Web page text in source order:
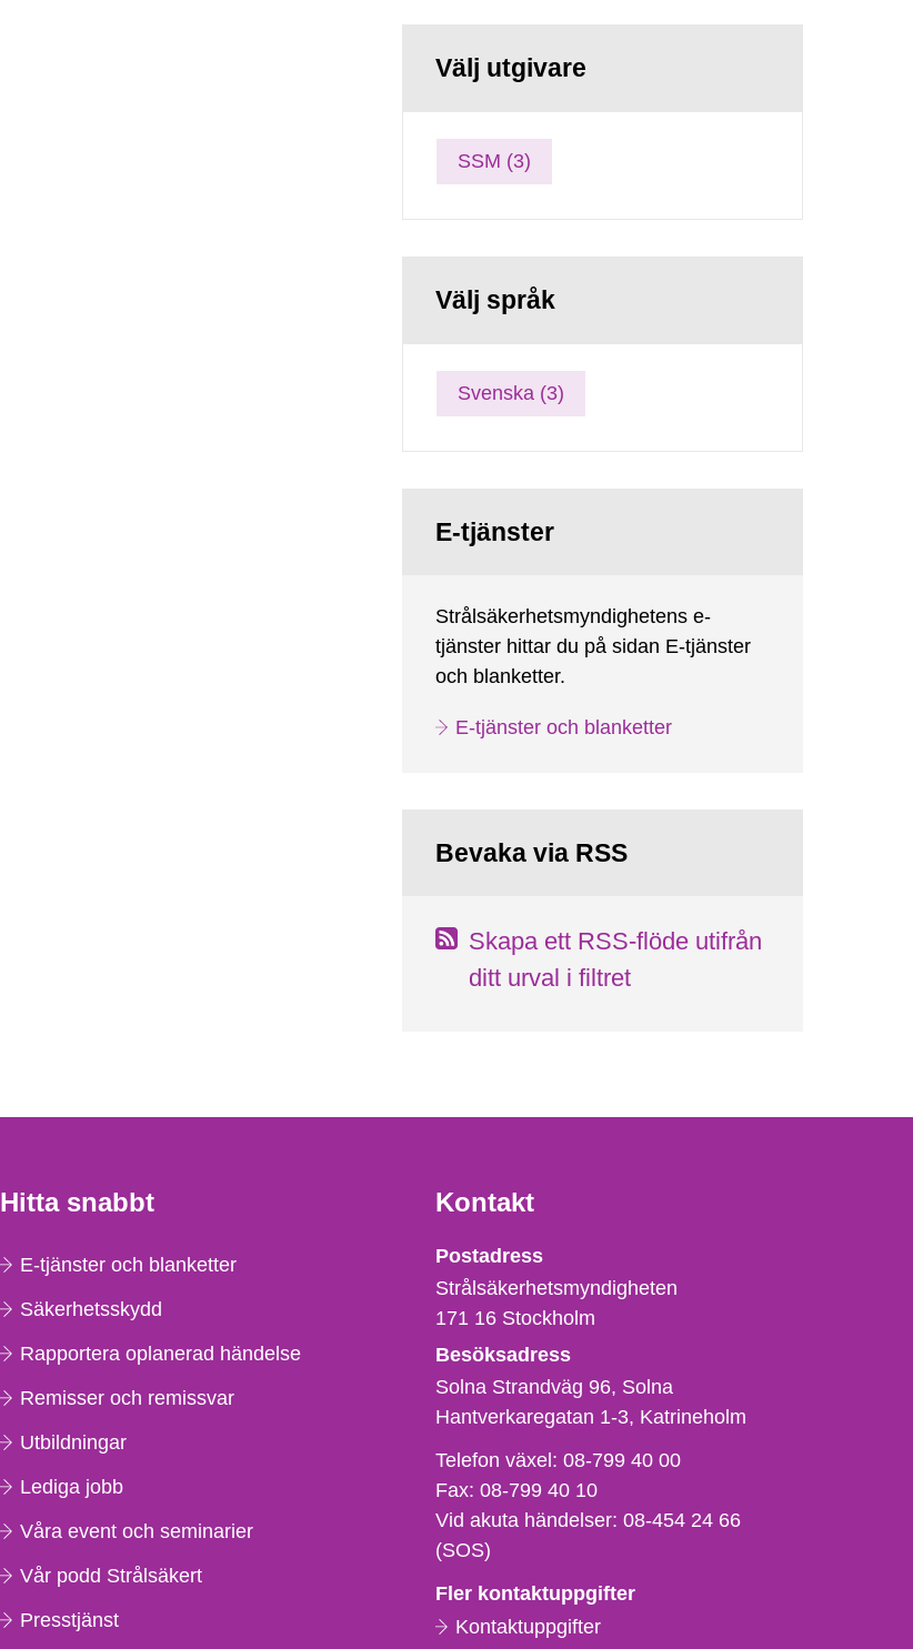
Välj utgivare
SSM (3)
Välj språk
Svenska (3)
E-tjänster
Strålsäkerhetsmyndighetens e-
tjänster hittar du på sidan E-tjänster
och blanketter.
E-tjänster och blanketter
Bevaka via RSS
Skapa ett RSS-flöde utifrån
ditt urval i filtret
Hitta snabbt
E-tjänster och blanketter
Säkerhetsskydd
Rapportera oplanerad händelse
Remisser och remissvar
Utbildningar
Lediga jobb
Våra event och seminarier
Vår podd Strålsäkert
Presstjänst
Kontakt
Strålsäkerhetsmyndigheten
Postadress
Strålsäkerhetsmyndigheten
171 16 Stockholm
Besöksadress
Solna Strandväg 96, Solna
Hantverkaregatan 1-3 Katrineholm
Telefon,
fax
och
e-
Telefon växel:08-799 40 00
Fax:08-799 40 10
Vid akuta händelser:08-454 24 66
(SOS)
Fler kontaktuppgifter
Kontaktuppgifter